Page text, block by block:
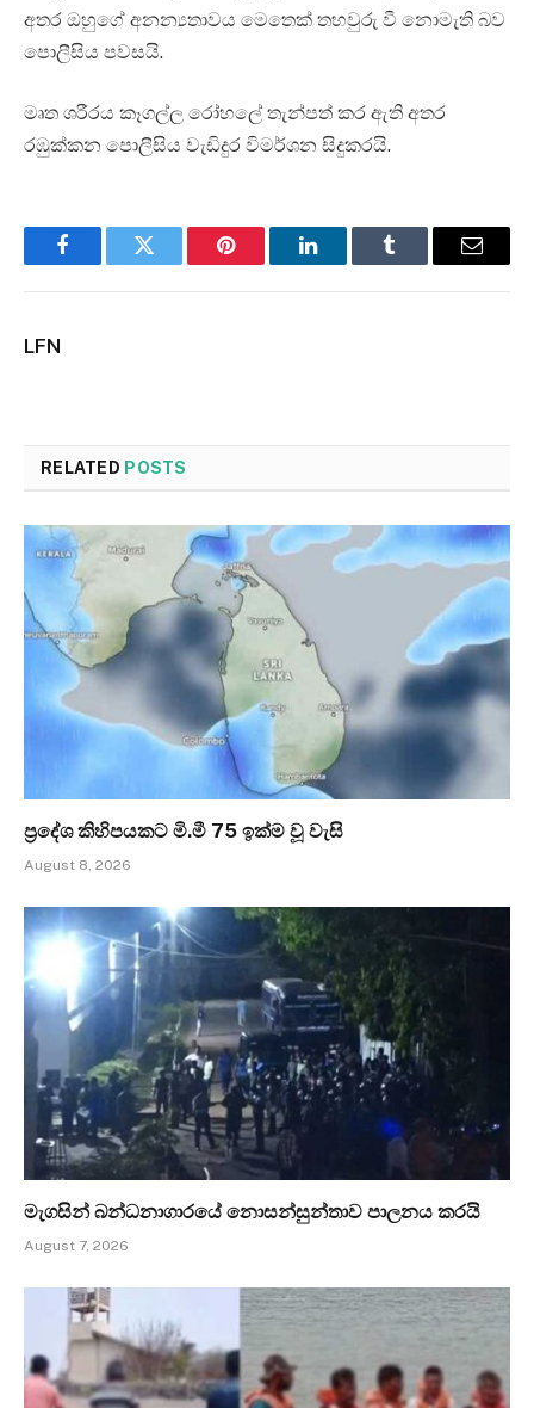
අතර ඔහුගේ අනන්‍යතාවය මෙතෙක් තහවුරු වී නොමැති බව
පොලීසිය පවසයි.
මෘත ශරීරය කෑගල්ල රෝහලේ තැන්පත් කර ඇති අතර
රඹුක්කන පොලීසිය වැඩිදුර විමර්ශන සිදුකරයි.
FacebookTwitter Pinterest LinkedInTumblr Email
LFN
RELATED POSTS
ප්‍රදේශ කිහිපයකට මි.මී 75 ඉක්ම වූ වැසි
August 8, 2026
මැගසින් බන්ධනාගාරයේ නොසන්සුන්තාව පාලනය කරයි
August 7, 2026